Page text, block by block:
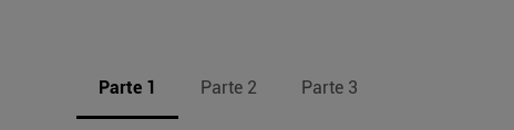
Parte 1 Parte 2 Parte 3